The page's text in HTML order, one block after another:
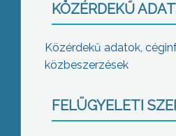
KÖZÉRDEKŰ
Közérdekű adatok,
közbeszerzések
FELÜGYELETI